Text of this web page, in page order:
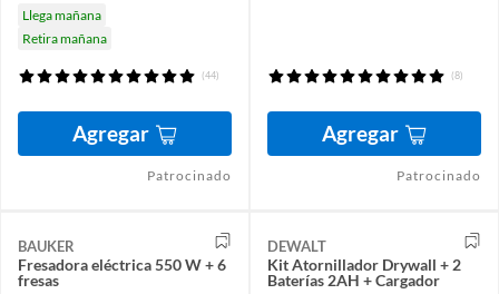
Llega mañana
Retira mañana
(44)
Agregar
Patrocinado
(8)
Agregar
Patrocinado
BAUKER
Fresadora eléctrica 550 W + 6
fresas
DEWALT
Kit Atornillador Drywall + 2
Baterías 2AH + Cargador